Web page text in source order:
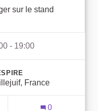
sur le stand
- 19:00
France
0